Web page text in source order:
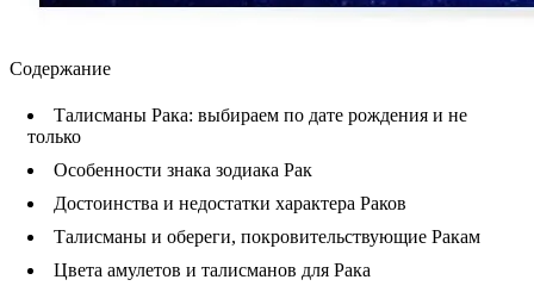
Содержание
Талисманы Рака: выбираем по дате рождения и не
только
Особенности знака зодиака Рак
Достоинства и недостатки характера Раков
Талисманы и обереги, покровительствующие Ракам
Цвета амулетов и талисманов для Рака